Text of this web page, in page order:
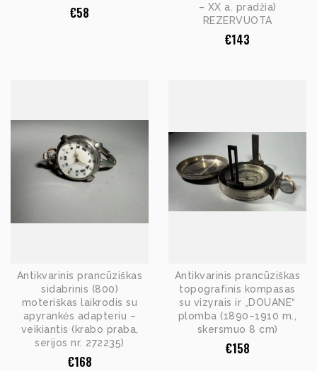
€58
– XX a. pradžia)
REZERVUOTA
€143
Antikvarinis prancūziškas
sidabrinis (800)
moteriškas laikrodis su
apyrankės adapteriu –
veikiantis (krabo praba,
serijos nr. 272235)
€168
Antikvarinis prancūziškas
topografinis kompasas
su vizyrais ir „DOUANE“
plomba (1890–1910 m.,
skersmuo 8 cm)
€158